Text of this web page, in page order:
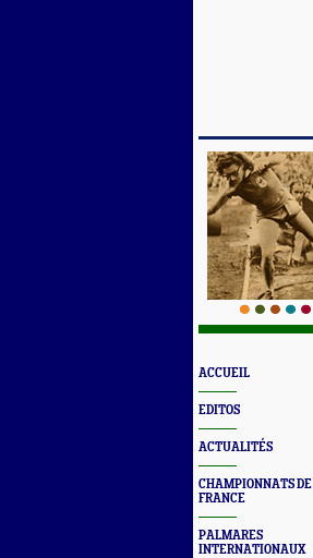
ACCUEIL
EDITOS
ACTUALITÉS
CHAMPIONNATS DE
FRANCE
PALMARES
INTERNATIONAUX